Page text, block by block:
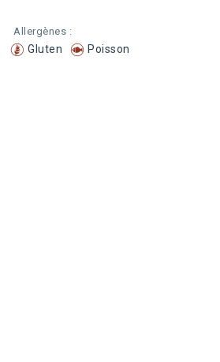
Allergènes :
Gluten Poisson